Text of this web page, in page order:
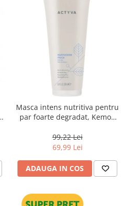
Masca intens nutritiva pentru
par foarte degradat, Kemon
ml
99,22 Lei
69,99 Lei
ADAUGA IN COS